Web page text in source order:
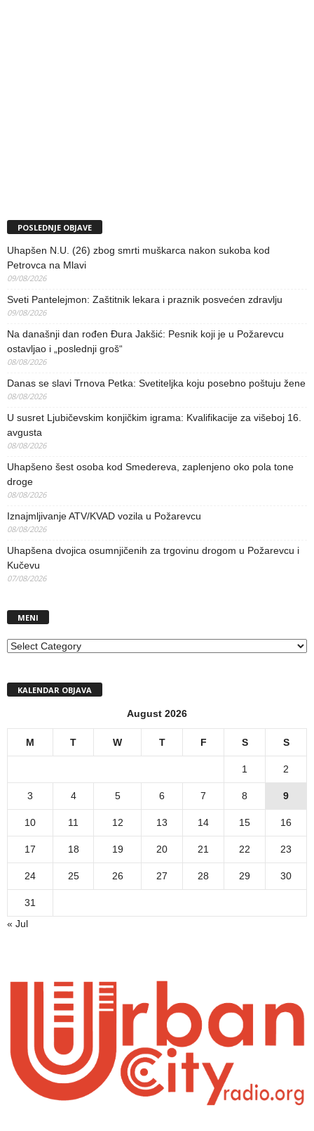
POSLEDNJE OBJAVE
Uhapšen N.U. (26) zbog smrti muškarca nakon sukoba kod
Petrovca na Mlavi
09/08/2026
Sveti Pantelejmon: Zaštitnik lekara i praznik posvećen zdravlju
09/08/2026
Na današnji dan rođen Đura Jakšić: Pesnik koji je u Požarevcu
ostavljao i „poslednji groš“
08/08/2026
Danas se slavi Trnova Petka: Svetiteljka koju posebno poštuju žene
08/08/2026
U susret Ljubičevskim konjičkim igrama: Kvalifikacije za višeboj 16.
avgusta
08/08/2026
Uhapšeno šest osoba kod Smedereva, zaplenjeno oko pola tone
droge
08/08/2026
Iznajmljivanje ATV/KVAD vozila u Požarevcu
08/08/2026
Uhapšena dvojica osumnjičenih za trgovinu drogom u Požarevcu i
Kučevu
07/08/2026
MENI
MENI
KALENDAR OBJAVA
August 2026
M T W T F S S
1 2
3 4 5 6 7 8 9
10 11 12 13 14 15 16
17 18 19 20 21 22 23
24 25 26 27 28 29 30
31
« Jul